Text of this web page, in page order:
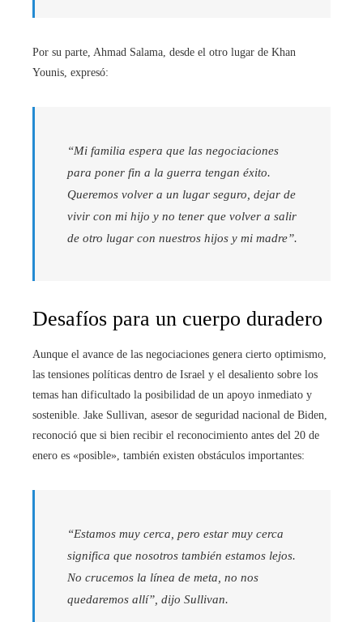
Por su parte, Ahmad Salama, desde el otro lugar de Khan
Younis, expresó:
“Mi familia espera que las negociaciones
para poner fin a la guerra tengan éxito.
Queremos volver a un lugar seguro, dejar de
vivir con mi hijo y no tener que volver a salir
de otro lugar con nuestros hijos y mi madre”.
Desafíos para un cuerpo duradero
Aunque el avance de las negociaciones genera cierto optimismo,
las tensiones políticas dentro de Israel y el desaliento sobre los
temas han dificultado la posibilidad de un apoyo inmediato y
sostenible. Jake Sullivan, asesor de seguridad nacional de Biden,
reconoció que si bien recibir el reconocimiento antes del 20 de
enero es «posible», también existen obstáculos importantes:
“Estamos muy cerca, pero estar muy cerca
significa que nosotros también estamos lejos.
No crucemos la línea de meta, no nos
quedaremos allí”, dijo Sullivan.